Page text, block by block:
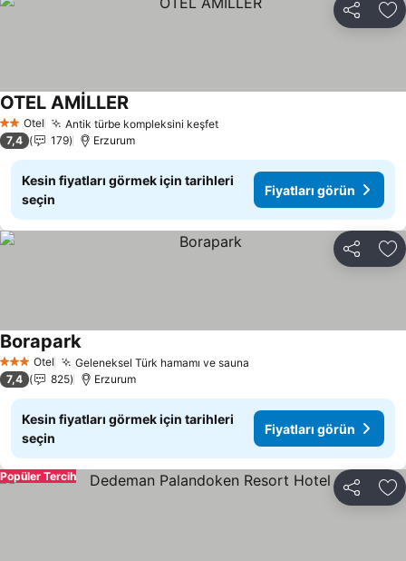
Paylaş
2 Yıldız
Otel Antik türbe kompleksini keşfet
OTEL AMİLLER
7,4 179 Erzurum
Kesin fiyatları görmek için tarihleri
seçin
Fiyatları görün
Paylaş
3 YıldızOtel Geleneksel Türk hamamı ve sauna
Borapark
7,4 825 Erzurum
Kesin fiyatları görmek için tarihleri
seçin
Fiyatları görün
Paylaş
Popüler Tercih